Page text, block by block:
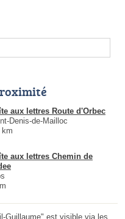
aux lettres Route d'Orbec
Denis-de-Mailloc
km
aux lettres Chemin de
Guillaume" est visible via les